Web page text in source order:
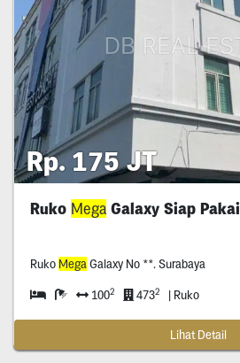
Rp. 175 JT
Ruko MegaGalaxy Siap Pakai
Ruko Mega Galaxy No **. Surabaya
1002 4732 | Ruko
Lihat Detail